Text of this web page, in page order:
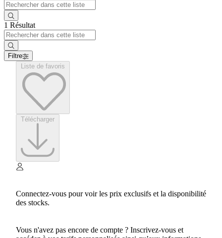
1 Résultat
Filtre
Connectez-vous pour voir les prix exclusifs et la disponibilité
des stocks.
Vous n'avez pas encore de compte ? Inscrivez-vous et